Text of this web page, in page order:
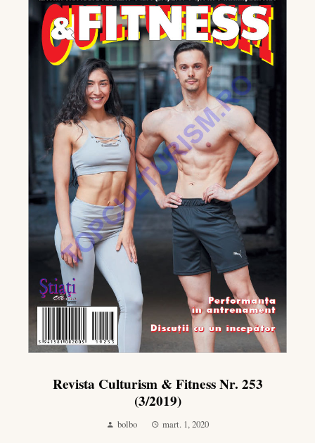
Revista Culturism & Fitness Nr. 253
(3/2019)
bolbo mart. 1, 2020